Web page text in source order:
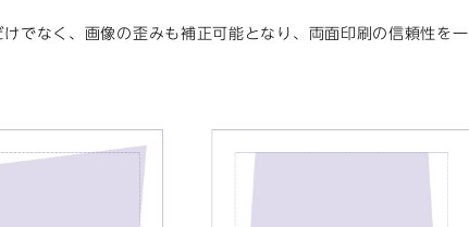
でなく、画像の歪みも補正可能となり、両面印刷の信頼性を一